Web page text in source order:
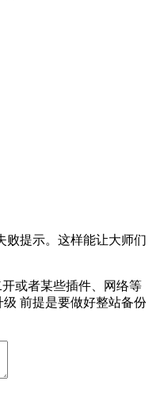
败提示。这样能让大师们
或者某些插件、网络等
前提是要做好整站备份